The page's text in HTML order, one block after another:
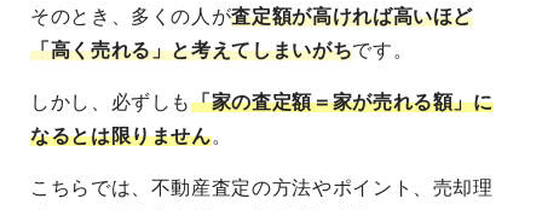
そのとき、多くの人が査定額が高ければ高いほど
「高く売れる」と考えてしまいがちです。
しかし、必ずしも「家の査定額＝家が売れる額」に
なるとは限りません。
こちらでは、不動産査定の方法やポイント、売却理